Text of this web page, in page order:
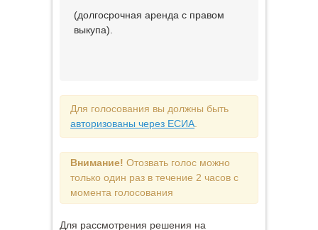
(долгосрочная аренда с правом
выкупа).
Для голосования вы должны быть
авторизованы через ЕСИА
Внимание! Отозвать голос можно
только один раз в течение 2 часов с
момента голосования
Для рассмотрения решения на